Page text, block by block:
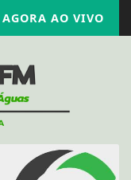
AGORA AO VIVO